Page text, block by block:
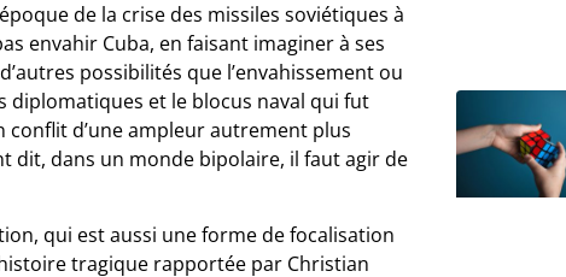
de la crise des missiles soviétiques à
envahir Cuba, en faisant imaginer à ses
possibilités que l’envahissement ou
diplomatiques et le blocus naval qui fut
d’une ampleur autrement plus
dit, dans un monde bipolaire, il faut agir de
qui est aussi une forme de focalisation
tragique rapportée par Christian